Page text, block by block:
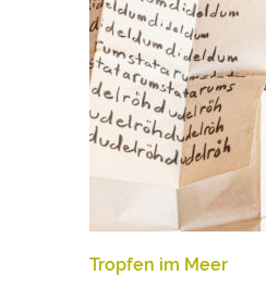
Tropfen im Meer